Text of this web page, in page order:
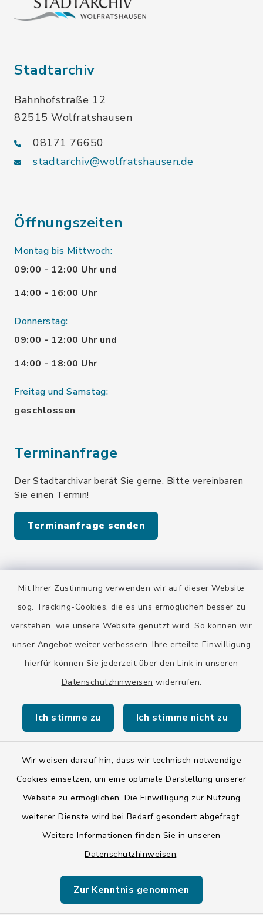
Mit Ihrer Zustimmung verwenden wir auf dieser Website
sog. Tracking-Cookies, die es uns ermöglichen besser zu
verstehen, wie unsere Website genutzt wird. So können wir
unser Angebot weiter verbessern. Ihre erteilte Einwilligung
hierfür können Sie jederzeit über den Link in unseren
Datenschutzhinweisen widerrufen.
Ich stimme zu Ich stimme nicht zu
Wir weisen darauf hin, dass wir technisch notwendige
Cookies einsetzen, um eine optimale Darstellung unserer
Website zu ermöglichen. Die Einwilligung zur Nutzung
weiterer Dienste wird bei Bedarf gesondert abgefragt.
Weitere Informationen finden Sie in unseren
Datenschutzhinweisen.
Zur Kenntnis genommen
Stadtarchiv
Bahnhofstraße 12
82515 Wolfratshausen
08171 76650
stadtarchiv@wolfratshausen.de
Öffnungszeiten
Montag bis Mittwoch:
09:00 - 12:00 Uhr und
14:00 - 16:00 Uhr
Donnerstag:
09:00 - 12:00 Uhr und
14:00 - 18:00 Uhr
Freitag und Samstag:
geschlossen
Terminanfrage
Der Stadtarchivar berät Sie gerne. Bitte vereinbaren
Sie einen Termin!
Terminanfrage senden
Quicklinks
Stadt Wolfratshausen
Kontakt
Barrierefreiheit
Impressum
ISIS 12
Sitemap
Cookie-Einstellungen